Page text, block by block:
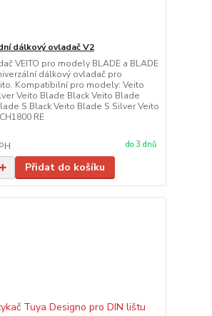
dálkový ovladač V2
VEITO pro modely BLADE a BLADE
dálkový ovladač pro
Kompatibilní pro modely: Veito
Veito Blade Black Veito Blade
S Black Veito Blade S Silver Veito
RE
do 3 dnů
Přidat do košíku